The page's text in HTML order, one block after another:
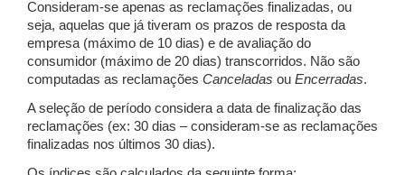
Consideram-se apenas as reclamações finalizadas, ou
seja, aquelas que já tiveram os prazos de resposta da
empresa (máximo de 10 dias) e de avaliação do
consumidor (máximo de 20 dias) transcorridos. Não são
computadas as reclamações Canceladas ou Encerradas.
A seleção de período considera a data de finalização das
reclamações (ex: 30 dias – consideram-se as reclamações
finalizadas nos últimos 30 dias).